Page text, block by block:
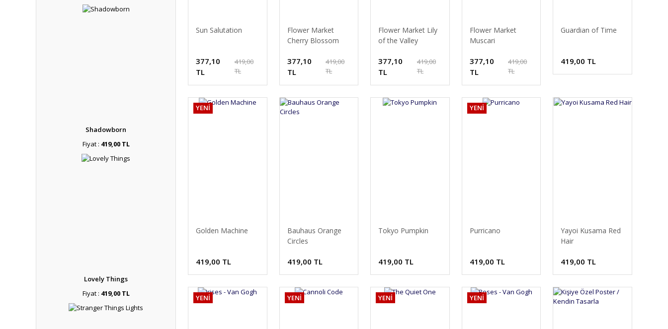
Shadowborn
Fiyat : 419,00 TL
Lovely Things
Fiyat : 419,00 TL
Sun Salutation
377,10
TL
419,00
TL
Flower Market
Cherry Blossom
377,10
TL
419,00
TL
Flower Market Lily
of the Valley
377,10
TL
419,00
TL
Flower Market
Muscari
377,10
TL
419,00
TL
Guardian of Time
419,00 TL
YENİ
Golden Machine
419,00 TL
Bauhaus Orange
Circles
419,00 TL
Tokyo Pumpkin
419,00 TL
YENİ
Purricano
419,00 TL
Yayoi Kusama Red
Hair
419,00 TL
YENİ YENİ YENİ YENİ